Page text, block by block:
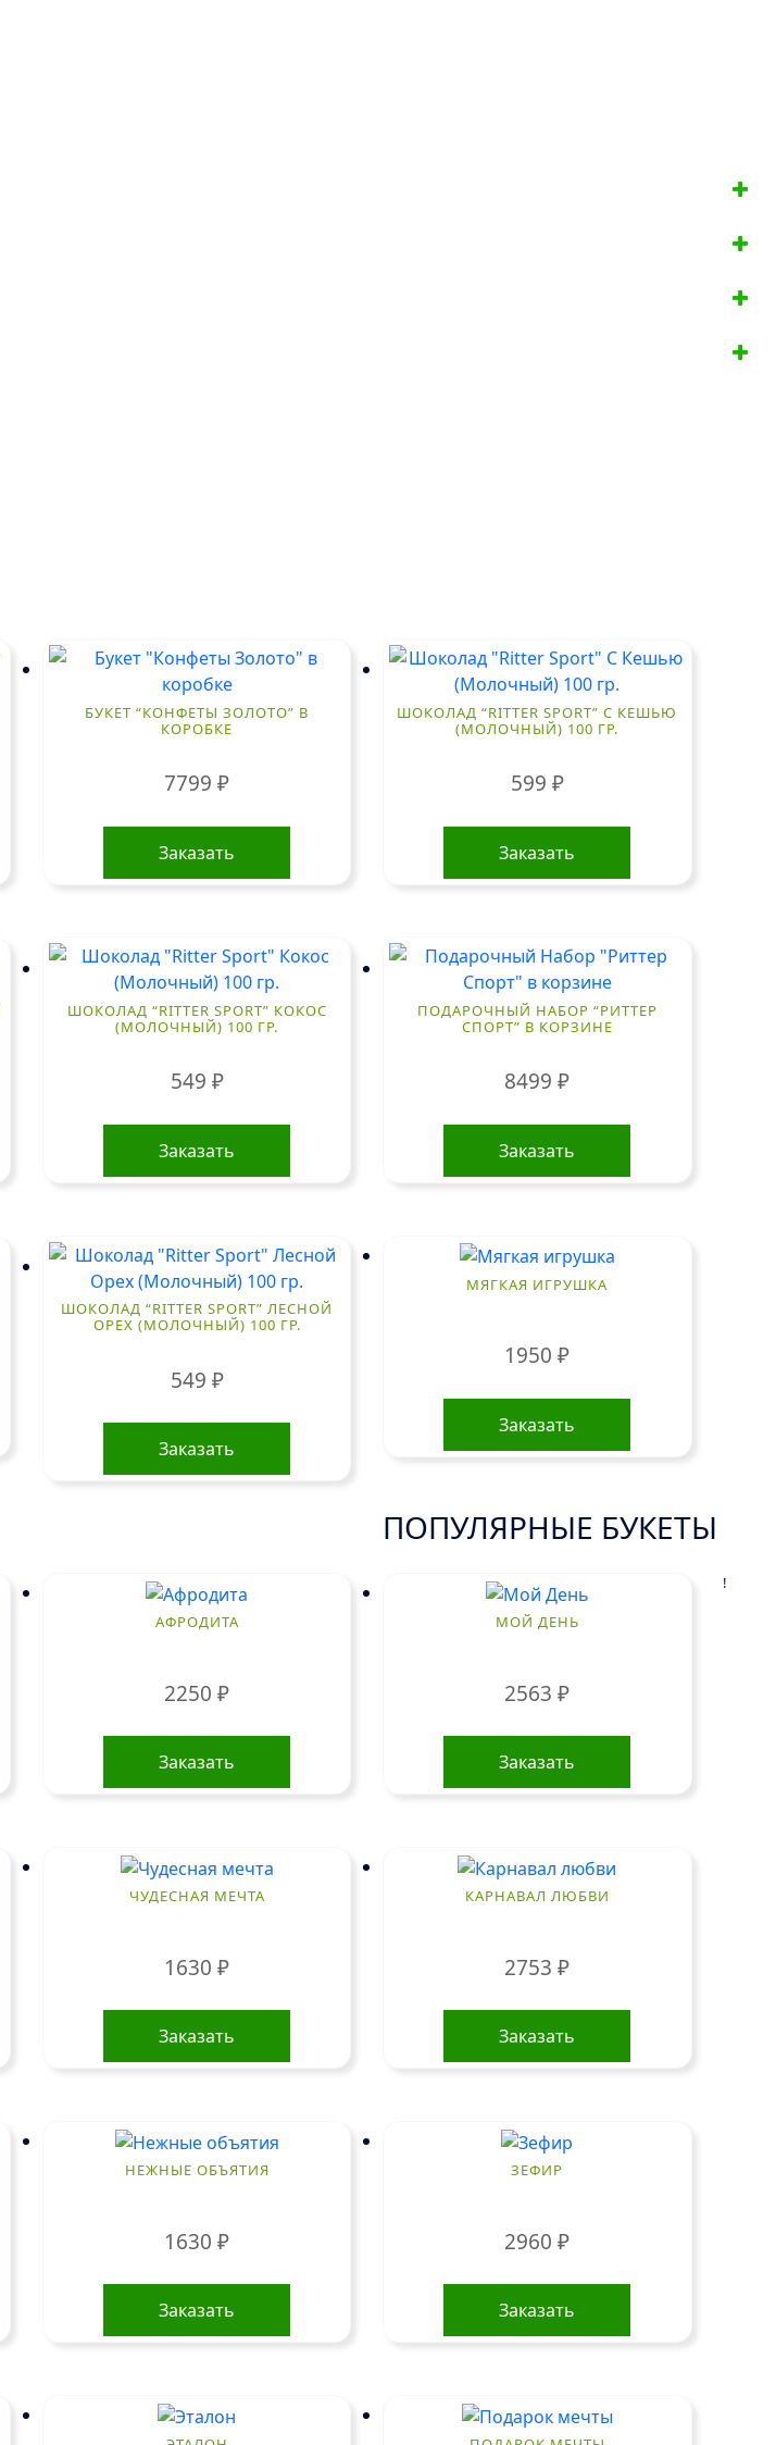
БУКЕТ “КОНФЕТЫ ЗОЛОТО” В
КОРОБКЕ
7799 ₽
Заказать
ШОКОЛАД “RITTER SPORT” С КЕШЬЮ
(МОЛОЧНЫЙ) 100 ГР.
599 ₽
Заказать
ШОКОЛАД “RITTER SPORT” КОКОС
(МОЛОЧНЫЙ) 100 ГР.
549 ₽
Заказать
ПОДАРОЧНЫЙ НАБОР “РИТТЕР
СПОРТ” В КОРЗИНЕ
8499₽
Заказать
ШОКОЛАД “RITTER SPORT” ЛЕСНОЙ
ОРЕХ (МОЛОЧНЫЙ) 100 ГР.
549 ₽
Заказать
МЯГКАЯ ИГРУШКА
1950₽
Заказать
ПОПУЛЯРНЫЕ БУКЕТЫ
АФРОДИТА
2250 ₽
Заказать
МОЙ ДЕНЬ
2563₽
Заказать
ЧУДЕСНАЯ МЕЧТА
1630 ₽
Заказать
КАРНАВАЛ ЛЮБВИ
2753₽
Заказать
НЕЖНЫЕ ОБЪЯТИЯ
1630 ₽
Заказать
ЗЕФИР
2960₽
Заказать
!